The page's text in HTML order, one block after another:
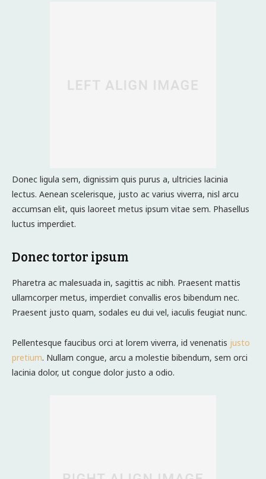
Donec ligula sem, dignissim quis purus a, ultricies lacinia
lectus. Aenean scelerisque, justo ac varius viverra, nisl arcu
accumsan elit, quis laoreet metus ipsum vitae sem. Phasellus
luctus imperdiet.
Donec tortor ipsum
Pharetra ac malesuada in, sagittis ac nibh. Praesent mattis
ullamcorper metus, imperdiet convallis eros bibendum nec.
Praesent justo quam, sodales eu dui vel, iaculis feugiat nunc.
Pellentesque faucibus orci at lorem viverra, id venenatis justo
pretium. Nullam congue, arcu a molestie bibendum, sem orci
lacinia dolor, ut congue dolor justo a odio.